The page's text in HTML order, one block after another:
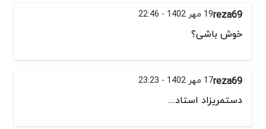
reza6919 مهر 1402 - 22:46
خوش باشی؟
reza6917 مهر 1402 - 23:23
دستمریزاد استاد....